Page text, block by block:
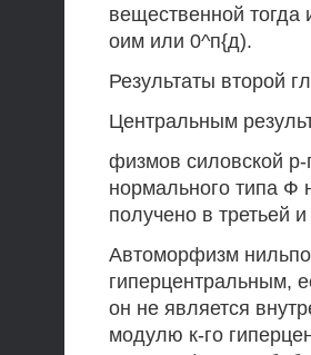
вещественной тогда
оим или 0^п{д).
Результаты второй
Центральным
физмов силовской
нормального типа Ф
получено в третьей
Автоморфизм
гиперцентральным,
он не является
модулю к-го